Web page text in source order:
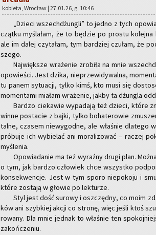
ko­bie­ta, Wro­cław | 27.01.26, g. 10:46
„Dzie­ci wszech­dżun­gli” to jedno z tych
cząt­ku my­śla­łam, że to bę­dzie po pro­stu
ale im dalej czy­ta­łam, tym bar­dziej czu­łam, że
sze­go.
Naj­więk­sze wra­że­nie zro­bi­ła na mnie
opo­wie­ści. Jest dzika, nie­prze­wi­dy­wal­na,
tu panem sy­tu­acji, tylko kimś, kto musi się
mo­men­ta­mi mia­łam wra­że­nie, jakby ta dżun­gla
Bar­dzo cie­ka­wie wy­pa­da­ją też dzie­ci, które
win­ne po­sta­cie z bajki, tylko bo­ha­te­ro­wie
tal­ne, cza­sem nie­wy­god­ne, ale wła­śnie dla­te­go
pró­bu­je ich wy­bie­lać ani mo­ra­li­zo­wać – ra­czej
my­śle­nia.
Opo­wia­da­nie ma też wy­raź­ny drugi plan.
o tym, jak bar­dzo czło­wiek chce wszyst­ko
kon­se­kwen­cje. Jest w tym sporo nie­po­ko­ju i
które zo­sta­ją w gło­wie po lek­tu­rze.
Styl jest dość su­ro­wy i oszczęd­ny, co moim
ków ani szyb­kiej akcji co stro­nę, więc jeśli ktoś
ro­wa­ny. Dla mnie jed­nak to wła­śnie ten
za­koń­cze­niu.